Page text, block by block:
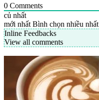
0 Comments
củ nhất
mới nhất Bình chọn nhiều nhất
Inline Feedbacks
View all comments